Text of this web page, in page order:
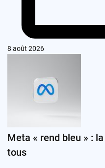
8 août 2026
Meta « rend bleu » :
tous